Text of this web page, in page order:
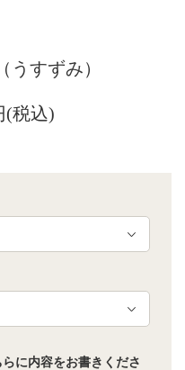
うすずみ）
(税込)
に内容をお書きくださ